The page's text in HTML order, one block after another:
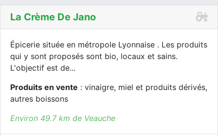
La Crème De Jano
Épicerie située en métropole Lyonnaise . Les produits
qui y sont proposés sont bio, locaux et sains.
L'objectif est de...
Produits en vente : vinaigre, miel et produits dérivés,
autres boissons
Environ 49.7 km de Veauche